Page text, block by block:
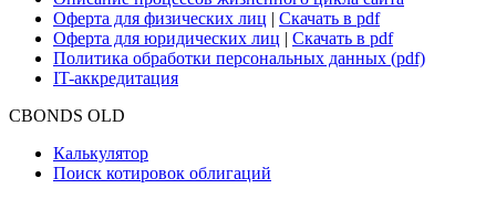
Оферта для физических лиц | Скачать в pdf
Оферта для юридических лиц | Скачать в pdf
Политика обработки персональных данных (pdf)
IT-аккредитация
CBONDS OLD
Калькулятор
Поиск котировок облигаций